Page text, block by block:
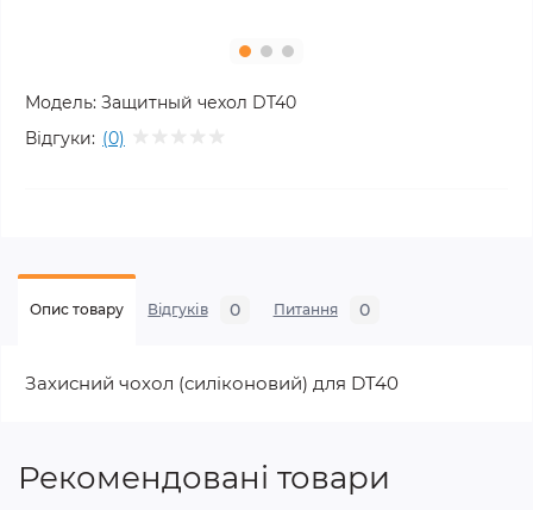
Модель: Защитный чехол DT40
Відгуки: (0)
Опис товару Відгуків 0 Питання 0
Захисний чохол (силіконовий) для DT40
Рекомендовані товари